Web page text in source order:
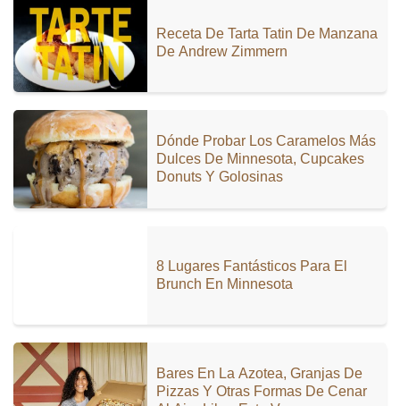
Receta De Tarta Tatin De Manzana
De Andrew Zimmern
Dónde Probar Los Caramelos Más
Dulces De Minnesota, Cupcakes
Donuts Y Golosinas
8 Lugares Fantásticos Para El
Brunch En Minnesota
Bares En La Azotea, Granjas De
Pizzas Y Otras Formas De Cenar